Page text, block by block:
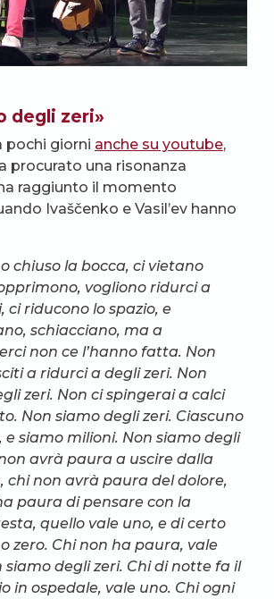
degli zeri»
pochi giorni anche su youtube,
procurato una risonanza
raggiunto il momento
Ivaščenko e Vasil’ev hanno
chiuso la bocca, ci vietano
vogliono ridurci a
ci riducono lo spazio, e
schiacciano, ma a
non ce l’hanno fatta. Non
a ridurci a degli zeri. Non
zeri. Non ci spingerai a calci
Non siamo degli zeri. Ciascuno
e siamo milioni. Non siamo degli
avrà paura a uscire dalla
chi non avrà paura del dolore,
paura di pensare con la
quello vale uno, e di certo
zero. Chi non ha paura, vale
siamo degli zeri. Chi di notte fa il
in ospedale, vale uno. Chi ogni